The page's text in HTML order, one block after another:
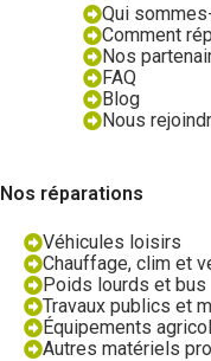
Qui
Comment
Nos
FAQ
Blog
Nous
Nos réparations
Véhicules loisirs
Chauffage, clim et
Poids lourds et bus
Travaux publics et
Équipements
Autres matériels